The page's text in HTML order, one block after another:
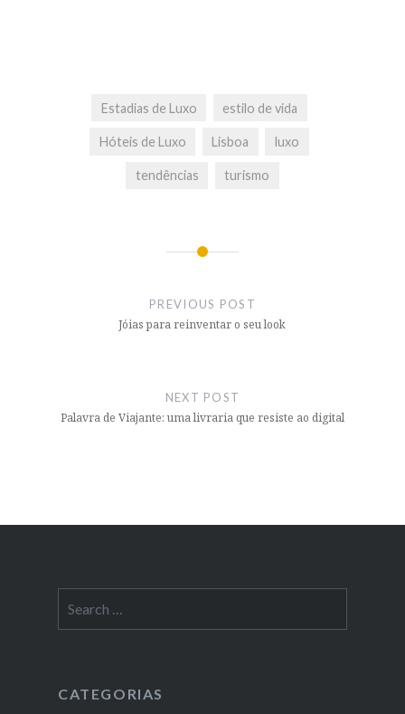
Estadias de Luxo estilo de vida
Hóteis de Luxo Lisboa luxo
tendências turismo
PREVIOUS POST
Jóias para reinventar o seu look
NEXT POST
Palavra de Viajante: uma livraria que resiste ao digital
for:
CATEGORIAS